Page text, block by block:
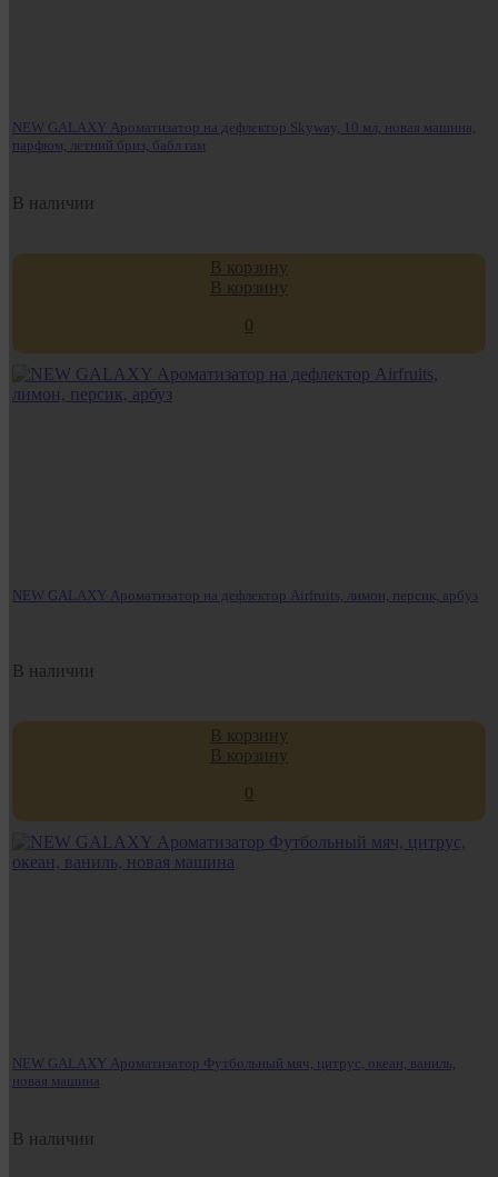
NEW GALAXY Ароматизатор на дефлектор Skyway, 10 мл, новая машина,
парфюм, летний бриз, бабл гам
В наличии
В корзину
В корзину
0
NEW GALAXY Ароматизатор на дефлектор Airfruits, лимон, персик, арбуз
В наличии
В корзину
В корзину
0
NEW GALAXY Ароматизатор Футбольный мяч, цитрус, океан, ваниль,
новая машина
В наличии